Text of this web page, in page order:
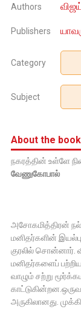
Authors
Publishers
Category
Subject
About the book
நகரத்தின் உள்ளே
வேணுகோபால்
அசோகமித்திரன்
மனிதர்களின்
குரலில் சொன்னார்.
மனிதர்களைப்
வாழும் சற்று
அருகிலானது.